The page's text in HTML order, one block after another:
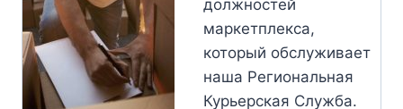
должностей
маркетплекса,
который обслуживает
наша Региональная
Курьерская Служба.